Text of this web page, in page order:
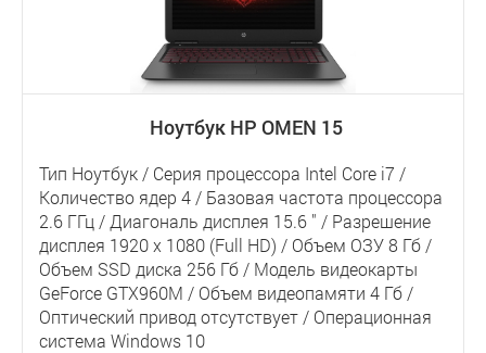
Ноутбук HP OMEN 15
Тип Ноутбук / Серия процессора Intel Core i7 /
Количество ядер 4 / Базовая частота процессора
2.6 ГГц / Диагональ дисплея 15.6 " / Разрешение
дисплея 1920 x 1080 (Full HD) / Объем ОЗУ 8 Гб /
Объем SSD диска 256 Гб / Модель видеокарты
GeForce GTX960M / Объем видеопамяти 4 Гб /
Оптический привод отсутствует / Операционная
система Windows 10